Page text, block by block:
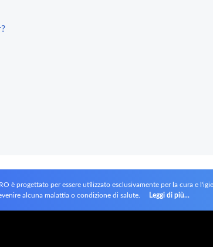
è progettato per essere utilizzato esclusivamente per la cura e
alcuna malattia o condizione di salute.
Leggi di più...